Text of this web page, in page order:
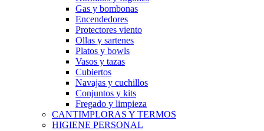
Gas y bombonas
Encendedores
Protectores viento
Ollas y sartenes
Platos y bowls
Vasos y tazas
Cubiertos
Navajas y cuchillos
Conjuntos y kits
Fregado y limpieza
CANTIMPLORAS Y TERMOS
HIGIENE PERSONAL